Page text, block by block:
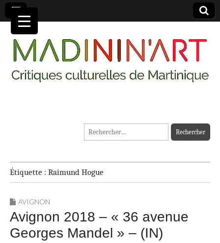
MADININ'ART
Rechercher :
Étiquette : Raimund Hogue
AVIGNON
Avignon 2018 – « 36 avenue
Georges Mandel » – (IN)